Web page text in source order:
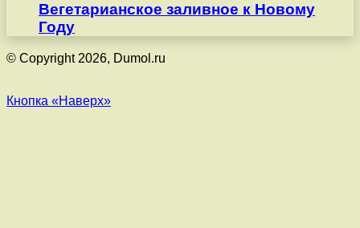
Вегетарианское заливное к Новому
Году
© Copyright 2026, Dumol.ru
Кнопка «Наверх»